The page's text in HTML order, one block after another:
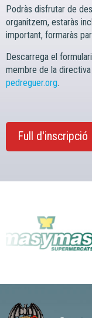
Podràs disfrutar de
organitzem, estaràs
important, formaràs
Descarrega el
membre de la
pedreguer.org.
Full d'inscripció